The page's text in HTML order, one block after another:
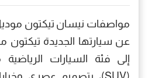
إلى فئة السيارات